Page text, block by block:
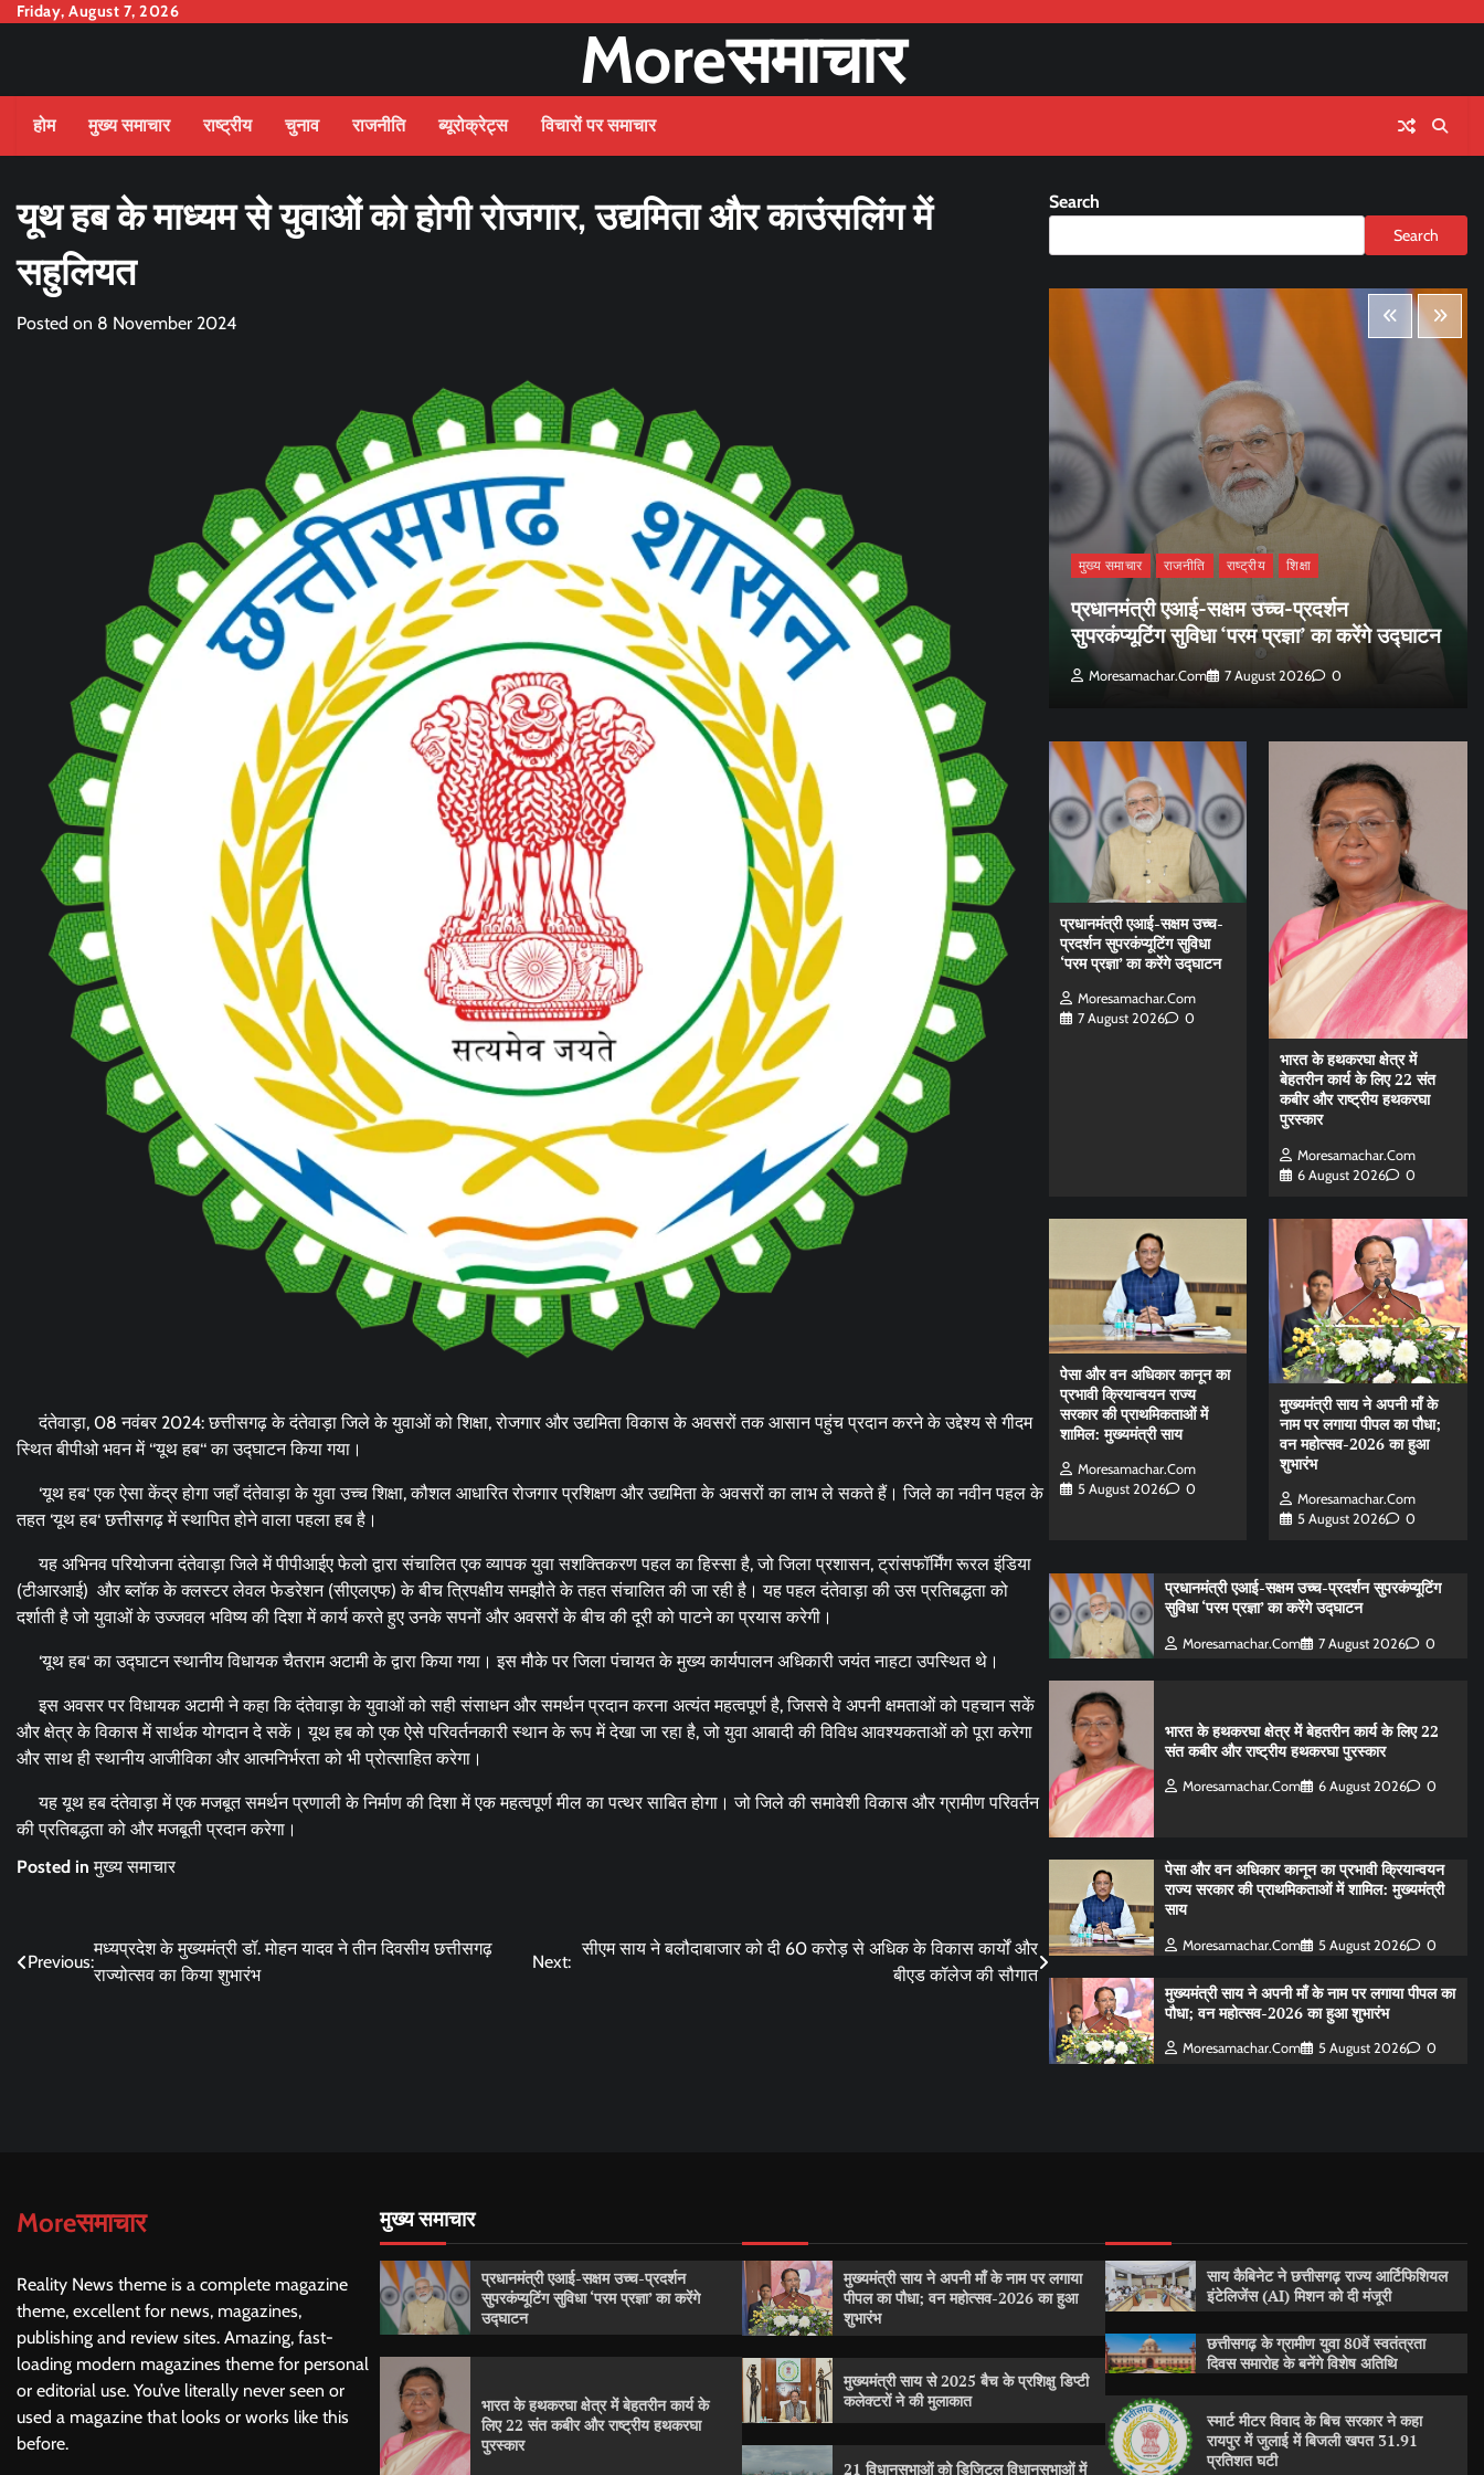
SkipFriday, August 7, 2026
Moreसमाचार
होम मुख्य समाचार राष्ट्रीय चुनाव राजनीति ब्यूरोक्रेट्स विचारों पर समाचार
यूथ हब के माध्यम से युवाओं को होगी रोजगार, उद्यमिता और काउंसलिंग में
सहुलियत
Posted on 8 November 2024
दंतेवाड़ा, 08 नवंबर 2024: छत्तीसगढ़ के दंतेवाड़ा जिले के युवाओं को शिक्षा, रोजगार और उद्यमिता विकास के अवसरों तक आसान पहुंच प्रदान करने के उद्देश्य से गीदम
स्थित बीपीओ भवन में ‘‘यूथ हब‘‘ का उद्घाटन किया गया।
‘यूथ हब‘ एक ऐसा केंद्र होगा जहाँ दंतेवाड़ा के युवा उच्च शिक्षा, कौशल आधारित रोजगार प्रशिक्षण और उद्यमिता के अवसरों का लाभ ले सकते हैं। जिले का नवीन पहल के
तहत ‘यूथ हब‘ छत्तीसगढ़ में स्थापित होने वाला पहला हब है।
यह अभिनव परियोजना दंतेवाड़ा जिले में पीपीआईए फेलो द्वारा संचालित एक व्यापक युवा सशक्तिकरण पहल का हिस्सा है, जो जिला प्रशासन, ट्रांसफॉर्मिंग रूरल इंडिया
(टीआरआई) और ब्लॉक के क्लस्टर लेवल फेडरेशन (सीएलएफ) के बीच त्रिपक्षीय समझौते के तहत संचालित की जा रही है। यह पहल दंतेवाड़ा की उस प्रतिबद्धता को
दर्शाती है जो युवाओं के उज्जवल भविष्य की दिशा में कार्य करते हुए उनके सपनों और अवसरों के बीच की दूरी को पाटने का प्रयास करेगी।
‘यूथ हब‘ का उद्घाटन स्थानीय विधायक चैतराम अटामी के द्वारा किया गया। इस मौके पर जिला पंचायत के मुख्य कार्यपालन अधिकारी जयंत नाहटा उपस्थित थे।
इस अवसर पर विधायक अटामी ने कहा कि दंतेवाड़ा के युवाओं को सही संसाधन और समर्थन प्रदान करना अत्यंत महत्वपूर्ण है, जिससे वे अपनी क्षमताओं को पहचान सकें
और क्षेत्र के विकास में सार्थक योगदान दे सकें। यूथ हब को एक ऐसे परिवर्तनकारी स्थान के रूप में देखा जा रहा है, जो युवा आबादी की विविध आवश्यकताओं को पूरा करेगा
और साथ ही स्थानीय आजीविका और आत्मनिर्भरता को भी प्रोत्साहित करेगा।
यह यूथ हब दंतेवाड़ा में एक मजबूत समर्थन प्रणाली के निर्माण की दिशा में एक महत्वपूर्ण मील का पत्थर साबित होगा। जो जिले की समावेशी विकास और ग्रामीण परिवर्तन
की प्रतिबद्धता को और मजबूती प्रदान करेगा।
Posted inमुख्य समाचार
Post
Previous:
मध्यप्रदेश के मुख्यमंत्री डॉ. मोहन यादव ने तीन दिवसीय छत्तीसगढ़
राज्योत्सव का किया शुभारंभ
Next:
सीएम साय ने बलौदाबाजार को दी 60 करोड़ से अधिक के विकास कार्यों और
बीएड कॉलेज की सौगात
Search
Search
छत्तीसगढ़ ब्यूरोक्रेट्स मुख्य समाचार राजनीति
मुख्यमंत्री साय से 2025 बैच के प्रशिक्षु डिप्टी
कलेक्टरों ने की मुलाकात
Moresamachar.com 5 August 2026 0
मुख्य समाचार राजनीति राष्ट्रीय शिक्षा
प्रधानमंत्री एआई-सक्षम उच्च-प्रदर्शन
सुपरकंप्यूटिंग सुविधा ‘परम प्रज्ञा’ का करेंगे उद्घाटन
Moresamachar.com 7 August 2026 0
प्रधानमंत्री एआई-सक्षम उच्च-
प्रदर्शन सुपरकंप्यूटिंग सुविधा
‘परम प्रज्ञा’ का करेंगे उद्घाटन
Moresamachar.com
7 August 2026
0
भारत के हथकरघा क्षेत्र में
बेहतरीन कार्य के लिए 22 संत
कबीर और राष्ट्रीय हथकरघा
पुरस्कार
Moresamachar.com
6 August 2026
0
पेसा और वन अधिकार कानून का
प्रभावी क्रियान्वयन राज्य
सरकार की प्राथमिकताओं में
शामिल: मुख्यमंत्री साय
Moresamachar.com
5 August 2026
0
मुख्यमंत्री साय ने अपनी माँ के
नाम पर लगाया पीपल का पौधा;
वन महोत्सव-2026 का हुआ
शुभारंभ
Moresamachar.com
5 August 2026
0
प्रधानमंत्री एआई-सक्षम उच्च-प्रदर्शन सुपरकंप्यूटिंग
सुविधा ‘परम प्रज्ञा’ का करेंगे उद्घाटन
Moresamachar.com 7 August 2026 0
भारत के हथकरघा क्षेत्र में बेहतरीन कार्य के लिए 22
संत कबीर और राष्ट्रीय हथकरघा पुरस्कार
Moresamachar.com 6 August 2026 0
पेसा और वन अधिकार कानून का प्रभावी क्रियान्वयन
राज्य सरकार की प्राथमिकताओं में शामिल: मुख्यमंत्री
साय
Moresamachar.com 5 August 2026 0
मुख्यमंत्री साय ने अपनी माँ के नाम पर लगाया पीपल का
पौधा; वन महोत्सव-2026 का हुआ शुभारंभ
Moresamachar.com 5 August 2026 0
Moreसमाचार
Reality News theme is a complete magazine
theme, excellent for news, magazines,
publishing and review sites. Amazing, fast-
loading modern magazines theme for personal
or editorial use. You’ve literally never seen or
used a magazine that looks or works like this
before.
मुख्य समाचार
प्रधानमंत्री एआई-सक्षम उच्च-प्रदर्शन
सुपरकंप्यूटिंग सुविधा ‘परम प्रज्ञा’ का करेंगे
उद्घाटन
भारत के हथकरघा क्षेत्र में बेहतरीन कार्य के
लिए 22 संत कबीर और राष्ट्रीय हथकरघा
पुरस्कार
मुख्यमंत्री साय ने अपनी माँ के नाम पर लगाया
पीपल का पौधा; वन महोत्सव-2026 का हुआ
शुभारंभ
मुख्यमंत्री साय से 2025 बैच के प्रशिक्षु डिप्टी
कलेक्टरों ने की मुलाकात
21 विधानसभाओं को डिजिटल विधानसभाओं में
साय कैबिनेट ने छत्तीसगढ़ राज्य आर्टिफिशियल
इंटेलिजेंस (AI) मिशन को दी मंजूरी
छत्तीसगढ़ के ग्रामीण युवा 80वें स्वतंत्रता
दिवस समारोह के बनेंगे विशेष अतिथि
स्मार्ट मीटर विवाद के बिच सरकार ने कहा
रायपुर में जुलाई में बिजली खपत 31.91
प्रतिशत घटी